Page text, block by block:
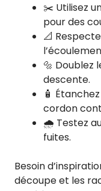
✂️ Utilisez
pour des
📐
🔩 Doublez
descente.
🧴
cordon
🌧️ Testez
fuites.
Besoin
découpe et les